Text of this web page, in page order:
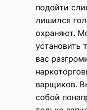
подойти
лишился
охраняют.
установить
вас
варщиков.
собой